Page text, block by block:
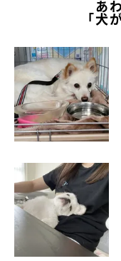
あ
「犬